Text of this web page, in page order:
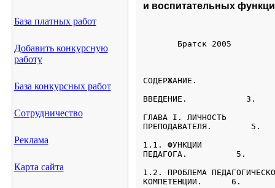
База платных работ
Добавить конкурсную
работу
База конкурсных работ
Сотрудничество
Реклама
Карта сайта
и воспитательных
Братск 2005
ГЛАВА I. ЛИЧНОСТЬ
ПРЕПОДАВАТЕЛЯ.        5.
1.1. ФУНКЦИИ
ПЕДАГОГА.          5.
1.2. ПРОБЛЕМА
КОМПЕТЕНЦИИ.      6.